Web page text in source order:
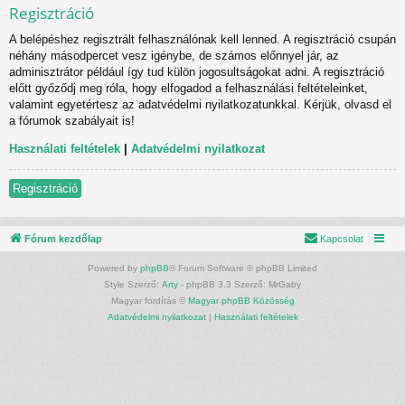
Regisztráció
A belépéshez regisztrált felhasználónak kell lenned. A regisztráció csupán
néhány másodpercet vesz igénybe, de számos előnnyel jár, az
adminisztrátor például így tud külön jogosultságokat adni. A regisztráció
előtt győződj meg róla, hogy elfogadod a felhasználási feltételeinket,
valamint egyetértesz az adatvédelmi nyilatkozatunkkal. Kérjük, olvasd el
a fórumok szabályait is!
Használati feltételek | Adatvédelmi nyilatkozat
Regisztráció
Fórum kezdőlap Kapcsolat
Powered by phpBB® Forum Software © phpBB Limited
Style Szerző: Arty - phpBB 3.3 Szerző: MrGaby
Magyar fordítás © Magyar phpBB Közösség
Adatvédelmi nyilatkozat| Használati feltételek